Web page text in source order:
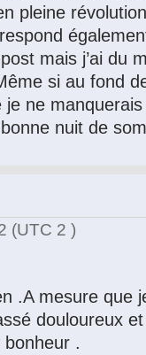
pleine
mais j’ai du
si au fond
je ne
nuit de
(UTC 2 )
.A mesure que
douloureux
bonheur .